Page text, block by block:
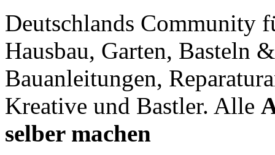
Deutschlands Community
Hausbau, Garten, Basteln
Bauanleitungen,
Kreative und Bastler. Alle
selber machen